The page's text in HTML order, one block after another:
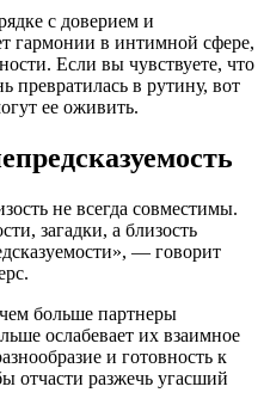
с доверием и
гармонии в интимной сфере,
Если вы чувствуете, что
превратилась в рутину, вот
ее оживить.
не всегда совместимы.
загадки, а близость
— говорит
больше партнеры
ослабевает их взаимное
и готовность к
отчасти разжечь угасший